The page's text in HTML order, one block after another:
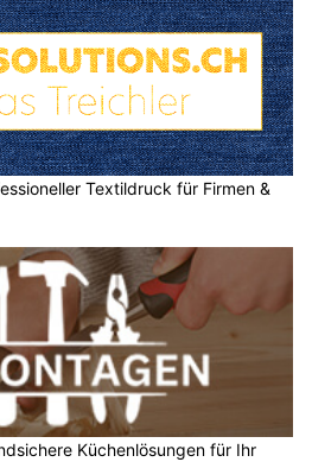
Textildruck für Firmen &
Küchenlösungen für Ihr